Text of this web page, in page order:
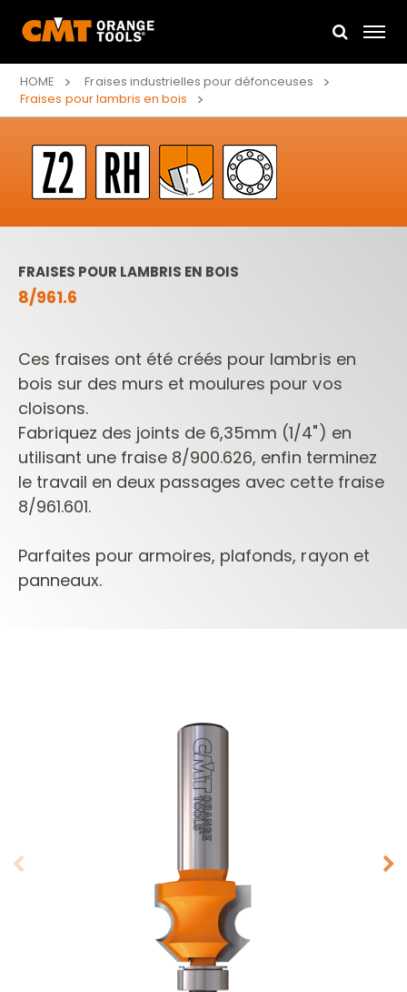
HOME
Fraises industrielles pour défonceuses
Fraises pour lambris en bois
FRAISES POUR LAMBRIS EN BOIS
8/961.6
Ces fraises ont été créés pour lambris en
bois sur des murs et moulures pour vos
cloisons.
Fabriquez des joints de 6,35mm (1/4") en
utilisant une fraise 8/900.626, enfin terminez
le travail en deux passages avec cette fraise
8/961.601.
Parfaites pour armoires, plafonds, rayon et
panneaux.